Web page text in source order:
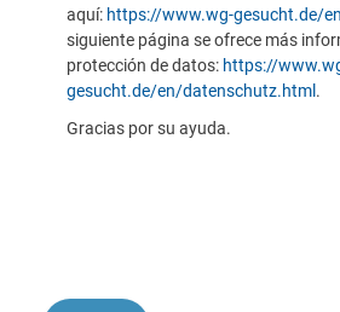
aquí: https://www.wg-gesucht.de/
siguiente página se ofrece más
protección de datos: https://
gesucht.de/en/datenschutz.html .
Gracias por su ayuda.